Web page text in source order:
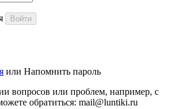
Войти
или Напомнить пароль
вопросов или проблем, например, с
обратиться: mail@luntiki.ru